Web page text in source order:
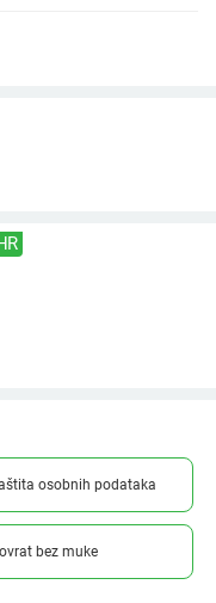
osobnih podataka
bez muke